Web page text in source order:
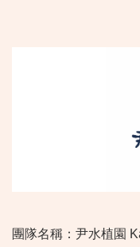
團隊名稱：尹水植園